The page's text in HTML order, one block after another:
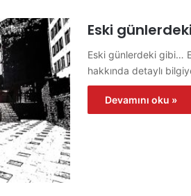
Eski
Eski günlerdeki gibi…
hakkında detaylı
Devamını oku »